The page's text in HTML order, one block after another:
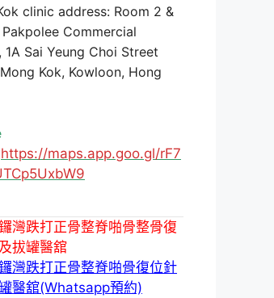
clinic address: Room 2 &
Pakpolee Commercial
1A Sai Yeung Choi Street
Kok, Kowloon, Hong
https://maps.app.goo.gl/rF7
灣跌打正骨整脊啪骨整骨復
拔罐醫舘
灣跌打正骨整脊啪骨復位針
醫舘(Whatsapp預約)